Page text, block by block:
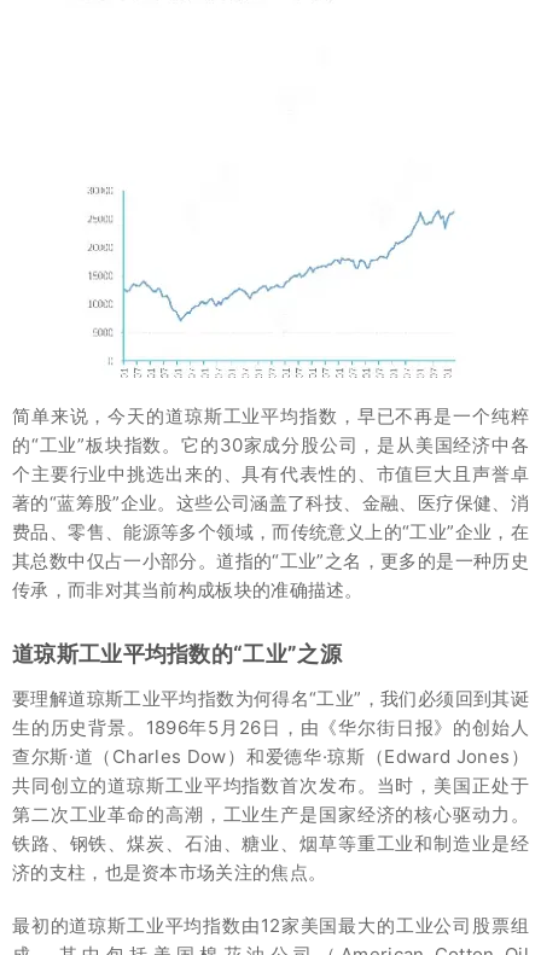
简单来说，今天的道琼斯工业平均指数，早已不再是一个纯粹
的“工业”板块指数。它的30家成分股公司，是从美国经济中各
个主要行业中挑选出来的、具有代表性的、市值巨大且声誉卓
著的“蓝筹股”企业。这些公司涵盖了科技、金融、医疗保健、消
费品、零售、能源等多个领域，而传统意义上的“工业”企业，在
其总数中仅占一小部分。道指的“工业”之名，更多的是一种历史
传承，而非对其当前构成板块的准确描述。
道琼斯工业平均指数的“工业”之源
要理解道琼斯工业平均指数为何得名“工业”，我们必须回到其诞
生的历史背景。1896年5月26日，由《华尔街日报》的创始人
查尔斯·道（Charles Dow）和爱德华·琼斯（Edward Jones）
共同创立的道琼斯工业平均指数首次发布。当时，美国正处于
第二次工业革命的高潮，工业生产是国家经济的核心驱动力。
铁路、钢铁、煤炭、石油、糖业、烟草等重工业和制造业是经
济的支柱，也是资本市场关注的焦点。
最初的道琼斯工业平均指数由12家美国最大的工业公司股票组